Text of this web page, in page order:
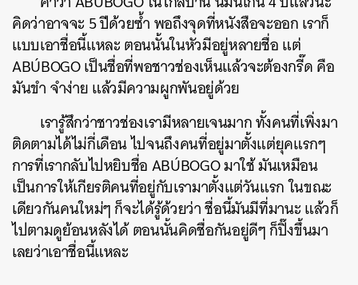
คิดว่าอาจจะ 5 ปีด้วยซ้ำ พอถึงจุดที่หนังสือจะออก เราก็
แบบเอาชื่อนี้แหละ ตอนนั้นในหัวมีอยู่หลายชื่อ แต่
ABÚBOGO เป็นชื่อที่พอชาวช่องเห็นแล้วจะต้องกรี๊ด คือ
มันขำ จำง่าย แล้วมีความผูกพันอยู่ด้วย
เรารู้สึกว่าชาวช่องเรามีหลายเจนมาก ทั้งคนที่เพิ่งมา
ติดตามได้ไม่กี่เดือน ไปจนถึงคนที่อยู่มาตั้งแต่ยุคแรกๆ
การที่เรากลับไปหยิบชื่อ ABÚBOGO มาใช้ มันเหมือน
เป็นการให้เกียรติคนที่อยู่กับเรามาตั้งแต่วันแรก ในขณะ
เดียวกันคนใหม่ๆ ก็จะได้รู้ด้วยว่า ชื่อนี้มันมีที่มานะ แล้วก็
ไปตามดูย้อนหลังได้ ตอนนั้นคิดชื่อกันอยู่ดีๆ ก็ปิ๊งขึ้นมา
เลยว่าเอาชื่อนี้แหละ